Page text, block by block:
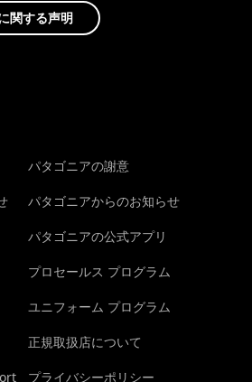
関する声明
パタゴニアの謝意
パタゴニアからのお知らせ
パタゴニアの公式アプリ
プロセールス プログラム
ユニフォーム プログラム
正規取扱店について
プライバシーポリシー